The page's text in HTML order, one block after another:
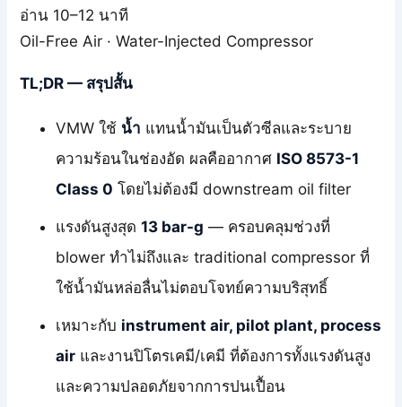
อ่าน 10–12 นาที
Oil-Free Air · Water-Injected Compressor
TL;DR — สรุปสั้น
VMW ใช้ น้ำ แทนน้ำมันเป็นตัวซีลและระบาย
ความร้อนในช่องอัด ผลคืออากาศ ISO 8573-1
Class 0 โดยไม่ต้องมี downstream oil filter
แรงดันสูงสุด13 bar-g — ครอบคลุมช่วงที่
blower ทำไม่ถึงและ traditional compressor ที่
ใช้น้ำมันหล่อลื่นไม่ตอบโจทย์ความบริสุทธิ์
เหมาะกับ instrument air, pilot plant, process
air และงานปิโตรเคมี/เคมี ที่ต้องการทั้งแรงดันสูง
และความปลอดภัยจากการปนเปื้อน